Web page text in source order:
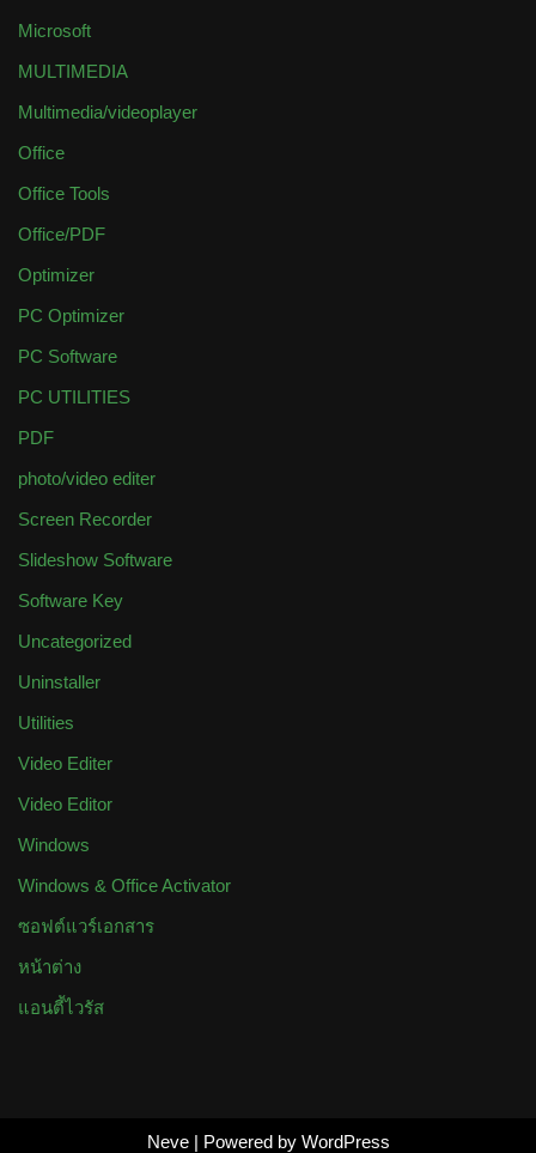
Microsoft
MULTIMEDIA
Multimedia/videoplayer
Office
Office Tools
Office/PDF
Optimizer
PC Optimizer
PC Software
PC UTILITIES
PDF
photo/video editer
Screen Recorder
Slideshow Software
Software Key
Uncategorized
Uninstaller
Utilities
Video Editer
Video Editor
Windows
Windows & Office Activator
ซอฟต์แวร์เอกสาร
หน้าต่าง
แอนตี้ไวรัส
Neve| Powered by WordPress